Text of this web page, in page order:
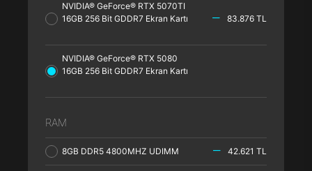
NVIDIA® GeForce® RTX 5070TI
16GB 256 Bit GDDR7 Ekran Kartı
83.876 TL
NVIDIA® GeForce® RTX 5080
16GB 256 Bit GDDR7 Ekran Kartı
RAM
8GB DDR5 4800MHZ UDIMM 42.621 TL